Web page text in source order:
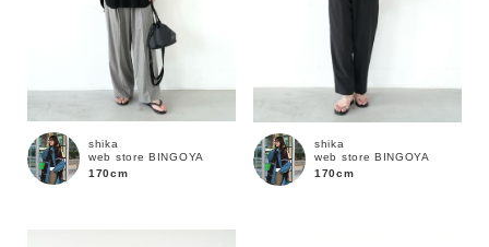
キーワード
shika
web store BINGOYA
170cm
shika
web store BINGOYA
170cm